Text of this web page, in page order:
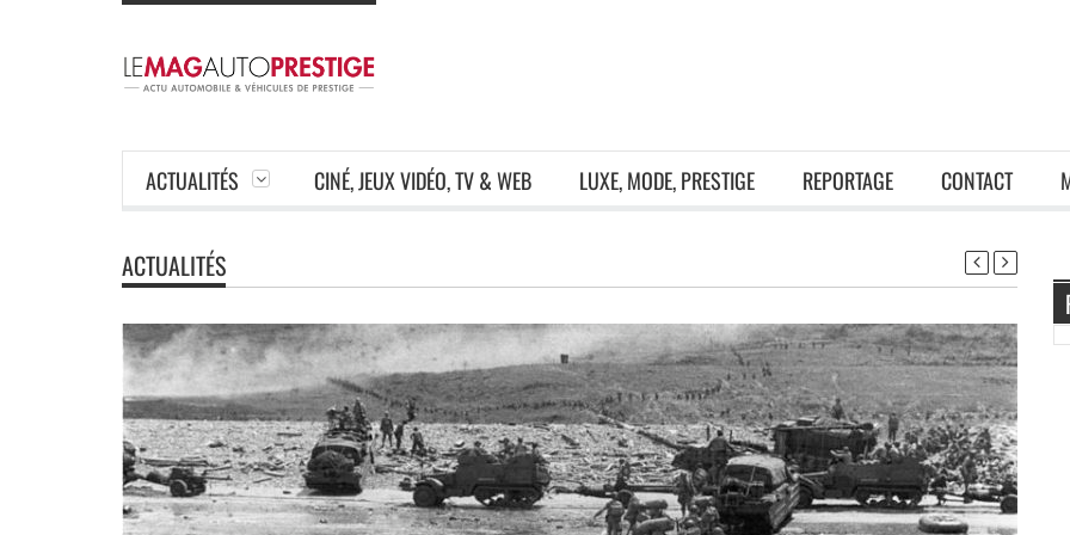
ACTUALITÉS CINÉ, JEUX VIDÉO, TV & WEB LUXE, MODE, PRESTIGE REPORTAGE CONTACT
ACTUALITÉS